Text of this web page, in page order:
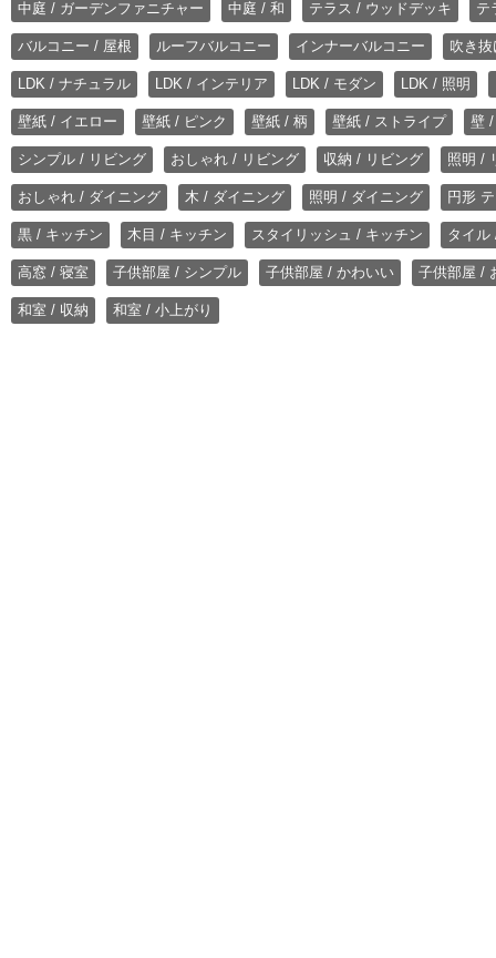
中庭 / ガーデンファニチャー 中庭 / 和 テラス / ウッドデッキ テ
バルコニー / 屋根 ルーフバルコニー インナーバルコニー 吹き
LDK / ナチュラル LDK / インテリア LDK / モダン LDK / 照明
壁紙 / イエロー 壁紙 / ピンク 壁紙 / 柄 壁紙 / ストライプ 壁
シンプル / リビング おしゃれ / リビング 収納 / リビング 照明 /
おしゃれ / ダイニング 木 / ダイニング 照明 / ダイニング 円形
黒 / キッチン 木目 / キッチン スタイリッシュ / キッチン タイル
高窓 / 寝室 子供部屋 / シンプル 子供部屋 / かわいい 子供部屋 /
和室 / 収納 和室 / 小上がり